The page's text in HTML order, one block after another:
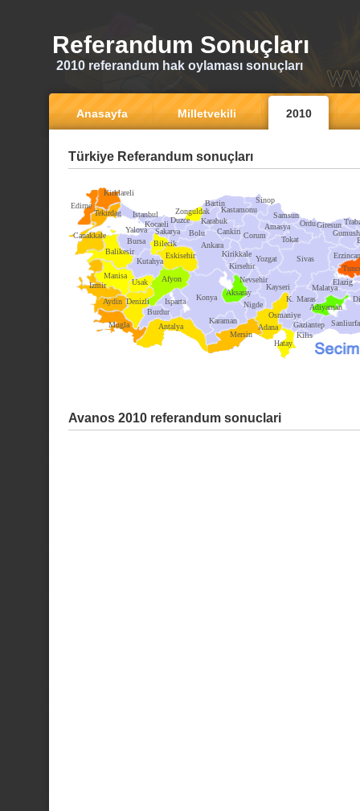
Referandum Sonuçları
2010 referandum hak oylaması sonuçları
Anasayfa Milletvekili 2010
Türkiye Referandum sonuçları
Ankara
Kirklareli
Edirne
Tekirdag
Canakkale
Balikesir
Bursa
Istanbul
Kocaeli
Sakarya
Zonguldak
Bolu
Bilecik
Eskisehir
Kutahya
Manisa
Izmir
Aydin
Mugla
Denizli
Burdur
Usak Afyon
Isparta
Antalya
Konya
Mersin
Kirsehir
Cankiri
Kastamonu
Sinop
Corum
Yozgat
Nevsehir
Nigde
Adana
Hatay
K. Maras
Kayseri
Sivas
Tokat
Amasya
Samsun
OrduGiresun
Erzincan
Malatya
Gaziantep Sanliurfa
Adiyaman
Elazig
Kirikkale
Karaman
Aksaray
Kilis
Duzce Karabuk
Bartin
Osmaniye
Yalova
Avanos 2010 referandum sonuclari